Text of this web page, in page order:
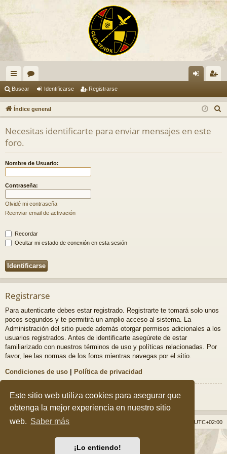
Este sitio web utiliza cookies para asegurar que
obtenga la mejor experiencia en nuestro sitio
web. Saber más
¡Lo entiendo!
nl
ac
es
rá
do
or
os nti
fic
ar
ist
ra
Buscar Identificarse Registrarse
Índice general
u
Necesitas identificarte para enviar mensajes en este
foro.
Nombre de Usuario:
Contraseña:
Olvidé mi contraseña
Reenviar email de activación
Recordar
Ocultar mi estado de conexión en esta sesión
Registrarse
Para autenticarte debes estar registrado. Registrarte te tomará solo unos
pocos segundos y te permitirá un amplio acceso al sistema. La
Administración del sitio puede además otorgar permisos adicionales a los
usuarios registrados. Antes de identificarte asegúrete de estar
familiarizado con nuestros términos de uso y políticas relacionadas. Por
favor, lee las normas de los foros mientras navegas por el sitio.
Condiciones de uso | Política de privacidad
Registrarse
Índice general UTC+02:00
Desarrollado porphpBB® Forum Software © phpBB Limited
Style porArty&